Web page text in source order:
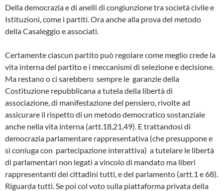
Della democrazia e di anelli di congiunzione tra società civile e
Istituzioni, come i partiti. Ora anche alla prova del metodo
della Casaleggio e associati.
Certamente ciascun partito può regolare come meglio crede la
vita interna del partito e i meccanismi di selezione e decisione.
Ma restano o ci sarebbero sempre le garanzie della
Costituzione repubblicana a tutela della libertà di
associazione, di manifestazione del pensiero, rivolte ad
assicurare il rispetto di un metodo democratico sostanziale
anche nella vita interna (artt.18,21,49). E trattandosi di
democrazia parlamentare rappresentativa (che presuppone e
si coniuga con partecipazione interattiva) a tutelare le libertà
di parlamentari non legati a vincolo di mandato ma liberi
rappresentanti dei cittadini tutti, e del parlamento (artt.1 e 68).
Riguarda tutti. Se poi col voto sulla piattaforma privata della